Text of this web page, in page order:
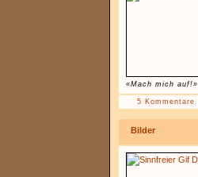
«Mach mich auf!»
5 Kommentare
Bilder